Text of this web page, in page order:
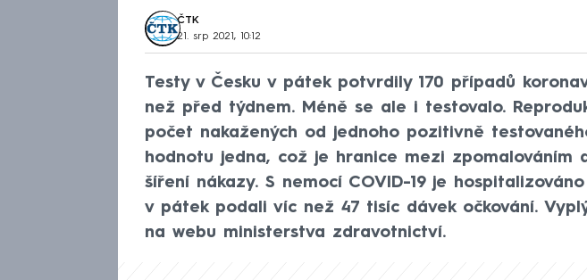
ČTK
21. srp 2021, 10:12
Testy v Česku v pátek potvrdily 170 případů
než před týdnem. Méně se ale i testovalo.
počet nakažených od jednoho pozitivně
hodnotu jedna, což je hranice mezi zpomalováním
šíření nákazy. S nemocí COVID-19 je
v pátek podali víc než 47 tisíc dávek očkování.
na webu ministerstva zdravotnictví.